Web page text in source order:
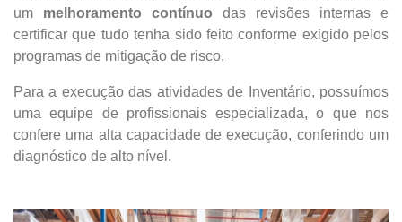
um melhoramento contínuo das revisões internas e
certificar que tudo tenha sido feito conforme exigido pelos
programas de mitigação de risco.
Para a execução das atividades de Inventário, possuímos
uma equipe de profissionais especializada, o que nos
confere uma alta capacidade de execução, conferindo um
diagnóstico de alto nível.